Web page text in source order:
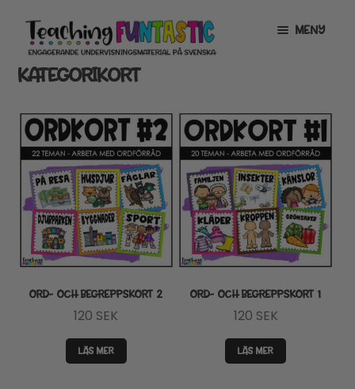
Hoppa
till
navigering
Gå
till
innehåll
MENY
INFO
MITT KONTO
GRATISMATERIAL
EXPANDERA
UNDERMENY
BUTIK
LICENSER
EXPANDERA
UNDERMENY
TIPSHÖRNAN
KATEGORIKORT
ORD- OCH BEGREPPSKORT 2
120 SEK
LÄS MER
ORD- OCH BEGREPPSKORT 1
120 SEK
LÄS MER